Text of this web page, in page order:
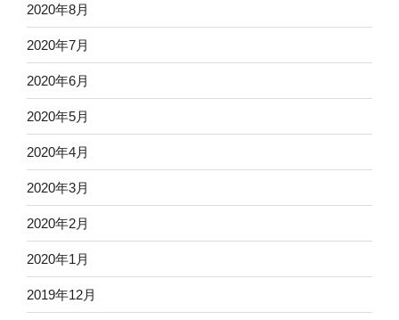
2020年8月
2020年7月
2020年6月
2020年5月
2020年4月
2020年3月
2020年2月
2020年1月
2019年12月